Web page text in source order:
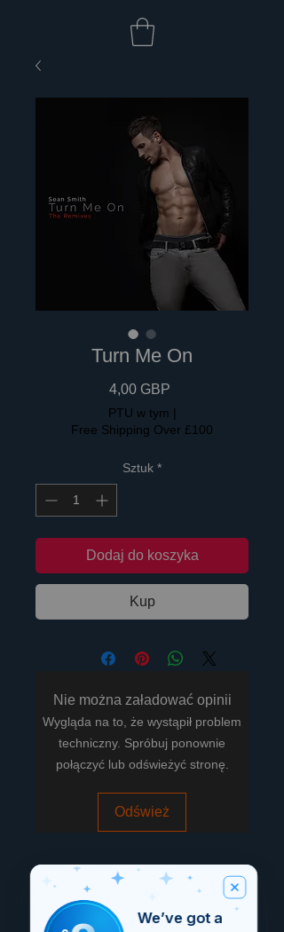
Turn Me On
4,00 GBP
PTU w tym |
Free Shipping Over £100
Sztuk *
Dodaj do koszyka
Kup
Nie można załadować opinii
Wygląda na to, że wystąpił problem
techniczny. Spróbuj ponownie
połączyć lub odświeżyć stronę.
Odśwież
We’ve got a